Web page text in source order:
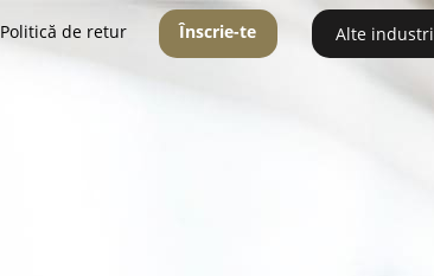
Politică de retur Înscrie-te Alte